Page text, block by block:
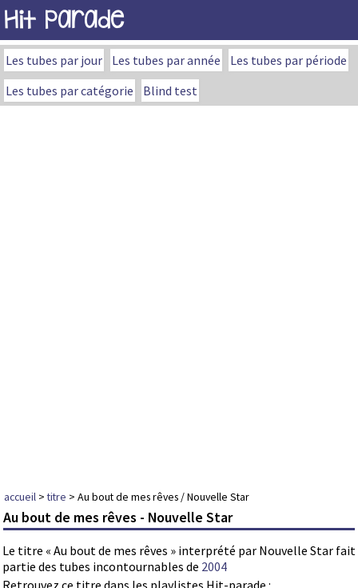
Hit Parade
Les tubes par jour Les tubes par année
Les tubes par période
Les tubes par catégorie
Blind test
accueil >titre > Au bout de mes rêves / Nouvelle Star
Au bout de mes rêves - Nouvelle Star
Le titre « Au bout de mes rêves » interprété par Nouvelle Star fait
partie des tubes incontournables de 2004